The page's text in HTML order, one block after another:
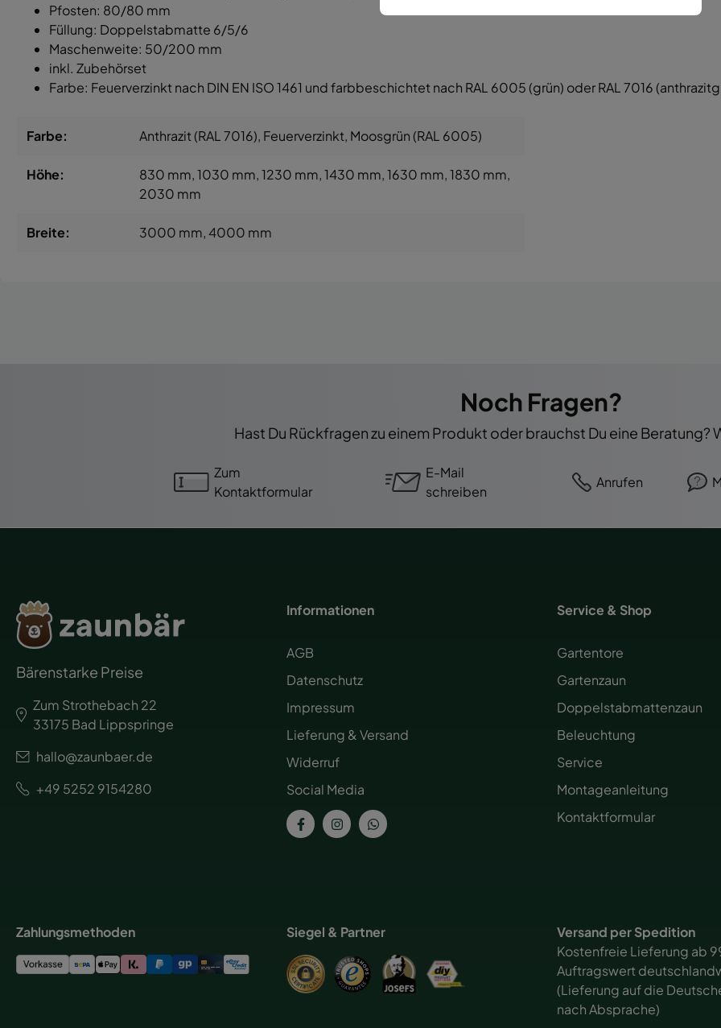
Pfosten: 80/80 mm
Füllung: Doppelstabmatte 6/5/6
Maschenweite: 50/200 mm
inkl. Zubehörset
Farbe: Feuerverzinkt nach DIN EN ISO 1461 und farbbeschichtet nach RAL 6005 (grün) oder RAL 7016
Farbe: Anthrazit (RAL 7016), Feuerverzinkt, Moosgrün (RAL 6005)
Höhe: 830 mm, 1030 mm, 1230 mm, 1430 mm, 1630 mm, 1830 mm,
2030 mm
Breite: 3000 mm, 4000 mm
Noch Fragen?
Hast Du Rückfragen zu einem Produkt oder brauchst Du eine Beratung?
Zum
Kontaktformular
E-Mail
schreiben
Anrufen
Bärenstarke Preise
Zum Strothebach 22
33175 Bad Lippspringe
hallo@zaunbaer.de
+49 5252 9154280
Informationen
AGB
Datenschutz
Impressum
Lieferung & Versand
Widerruf
Social Media
Service & Shop
Gartentore
Gartenzaun
Doppelstabmattenzaun
Beleuchtung
Service
Montageanleitung
Kontaktformular
Zahlungsmethoden Siegel & Partner
Versand per Spedition
Kostenfreie Lieferung ab
Auftragswert
(Lieferung auf die
nach Absprache)